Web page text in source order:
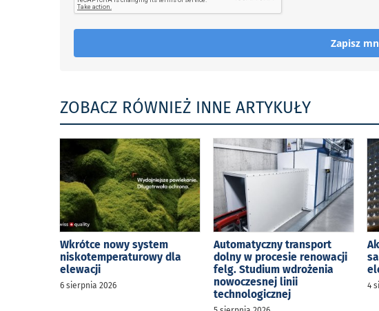
Zapisz
ZOBACZ RÓWNIEŻ INNE ARTYKUŁY
Wkrótce nowy system
niskotemperaturowy dla
elewacji
6 sierpnia 2026
Automatyczny transport
dolny w procesie renowacji
felg. Studium wdrożenia
nowoczesnej linii
technologicznej
4